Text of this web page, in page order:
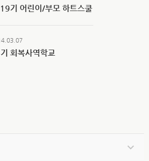
기 어린이/부모 하트스쿨
회복사역학교